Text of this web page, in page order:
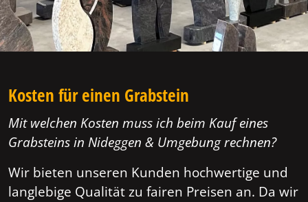
Kosten für einen Grabstein
Mit welchen Kosten muss ich beim Kauf eines
Grabsteins in Nideggen & Umgebung rechnen?
Wir bieten unseren Kunden hochwertige und
langlebige Qualität zu fairen Preisen an. Da wir